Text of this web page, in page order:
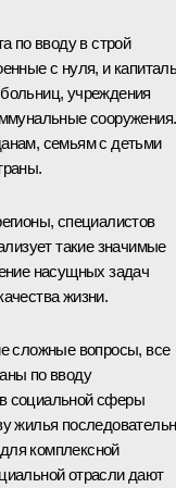
по вводу в строй
с нуля, и
учреждения
сооружения.
семьям с детьми
специалистов
такие значимые
насущных задач
жизни.
сложные вопросы, все
по вводу
социальной сферы
жилья
комплексной
отрасли дают